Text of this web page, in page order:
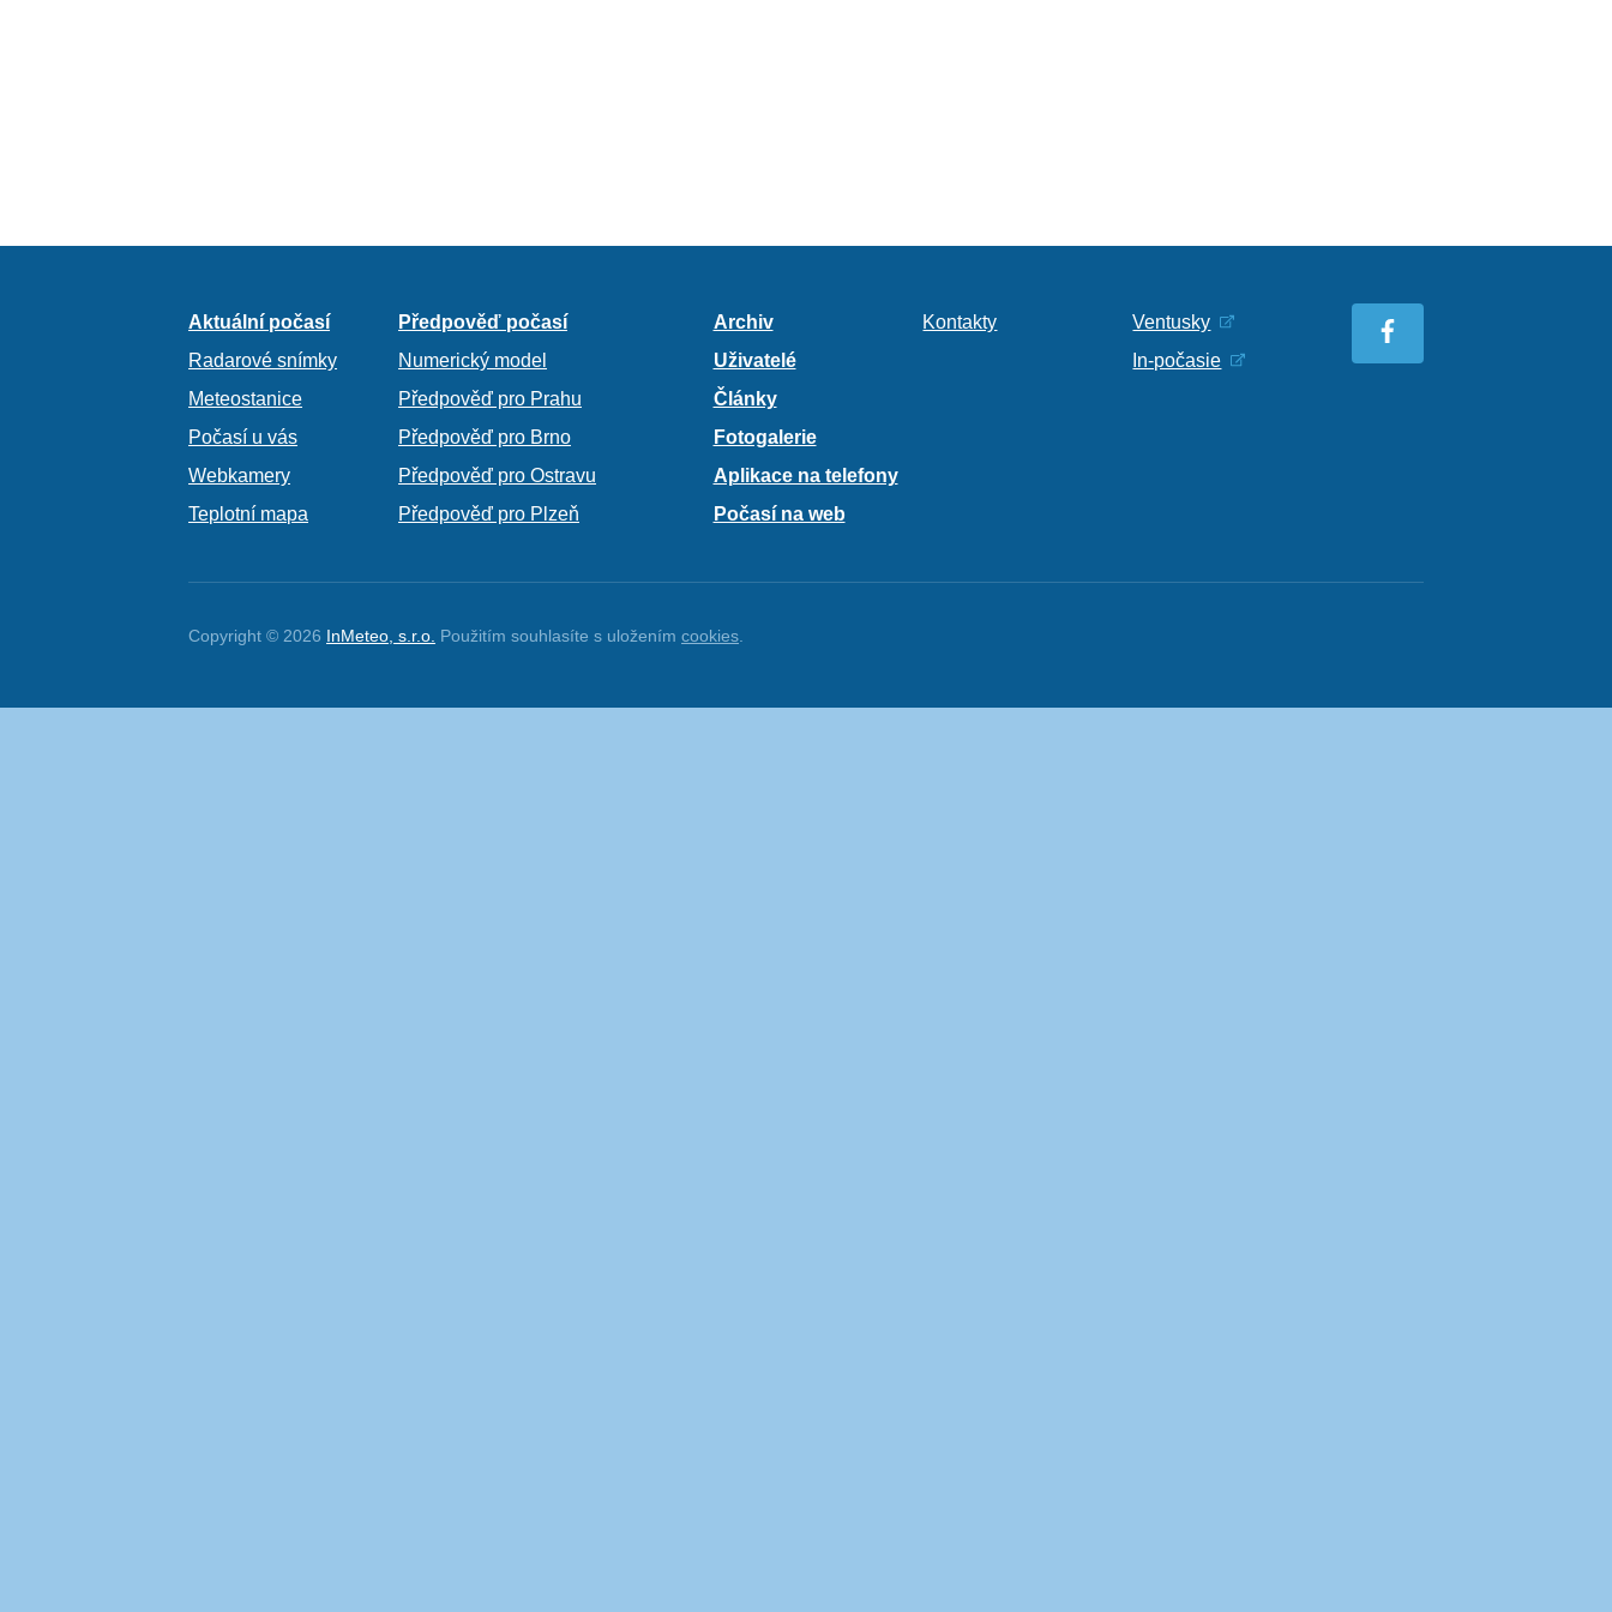
Aktuální počasí
Radarové snímky
Meteostanice
Počasí u vás
Webkamery
Teplotní mapa
Předpověď počasí
Numerický model
Předpověď pro Prahu
Předpověď pro Brno
Předpověď pro Ostravu
Předpověď pro Plzeň
Archiv
Uživatelé
Články
Fotogalerie
Aplikace na telefony
Počasí na web
Kontakty
Ventusky
In-počasie
Copyright © 2026 InMeteo, s.r.o. Použitím souhlasíte s uloženímcookies.